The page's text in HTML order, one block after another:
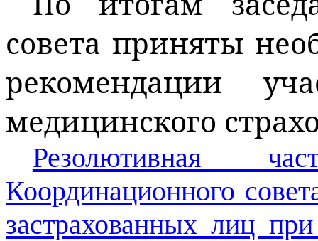
совета приняты
рекомендации
медицинского
Резолютивная
Координационного
застрахованных лиц